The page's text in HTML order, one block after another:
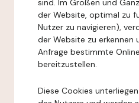
sind. Im Großen und
der Website, optimal zu
Nutzer zu navigieren),
der Website zu erkennen
Anfrage bestimmte
bereitzustellen.
Diese Cookies